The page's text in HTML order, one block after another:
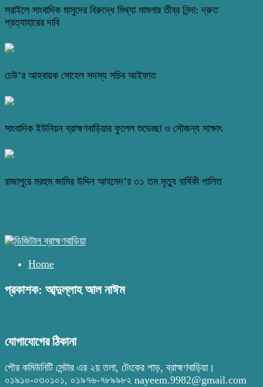
সরাইলে সাংবাদিক মাসুদের বিরুদ্ধে মিথ্যা মামলার তীব্র নিন্দা: দ্রুত
প্রত্যাহারের দাবি
ঢেউ’র আহবায়ক সোহেল সদস্য সচিব আইফাত
সাংবাদিক ইউনিয়ন ব্রাহ্মণবাড়িয়ার ফুলেল শুভেচ্ছা ও সৌজন্য সাক্ষাৎ
রাজাপুরে মরহুম জামির উদ্দিন আহমেদ’র ৩১ তম মৃত্যু বার্ষিকী পালিত
Home
প্রকাশক: আব্দুল্লাহ আল নাঈম
যোগাযোগের ঠিকানা
পৌর কমিউনিটি সেন্টার এর ২য় তলা, টেংকের পাড়, ব্রাহ্মণবাড়িয়া।
০১৯১০-০৩০১০১, ০১৯৭৬-৭৮৯৯৮২ nayeem.9982@gmail.com